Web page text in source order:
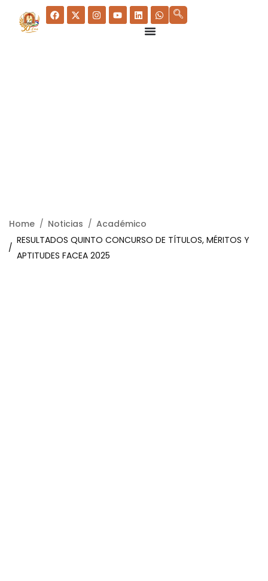
Home Noticias
Académico
RESULTADOS QUINTO CONCURSO DE TÍTULOS, MÉRITOS Y
APTITUDES FACEA 2025